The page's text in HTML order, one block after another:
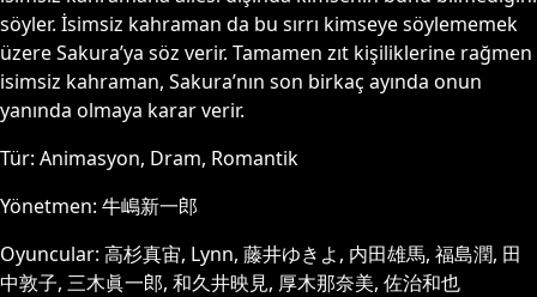
söyler. İsimsiz kahraman da bu sırrı kimseye söylememek
üzere Sakura’ya söz verir. Tamamen zıt kişiliklerine rağmen
isimsiz kahraman, Sakura’nın son birkaç ayında onun
yanında olmaya karar verir.
Tür: Animasyon, Dram, Romantik
Yönetmen: 牛嶋新一郎
Oyuncular: 高杉真宙, Lynn, 藤井ゆきよ, 内田雄馬, 福島潤, 田
中敦子, 三木眞一郎, 和久井映見, 厚木那奈美, 佐治和也